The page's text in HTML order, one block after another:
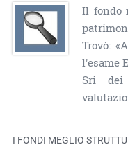
Il fondo
Trovò:
l'esame
Sri dei
I FONDI MEGLIO